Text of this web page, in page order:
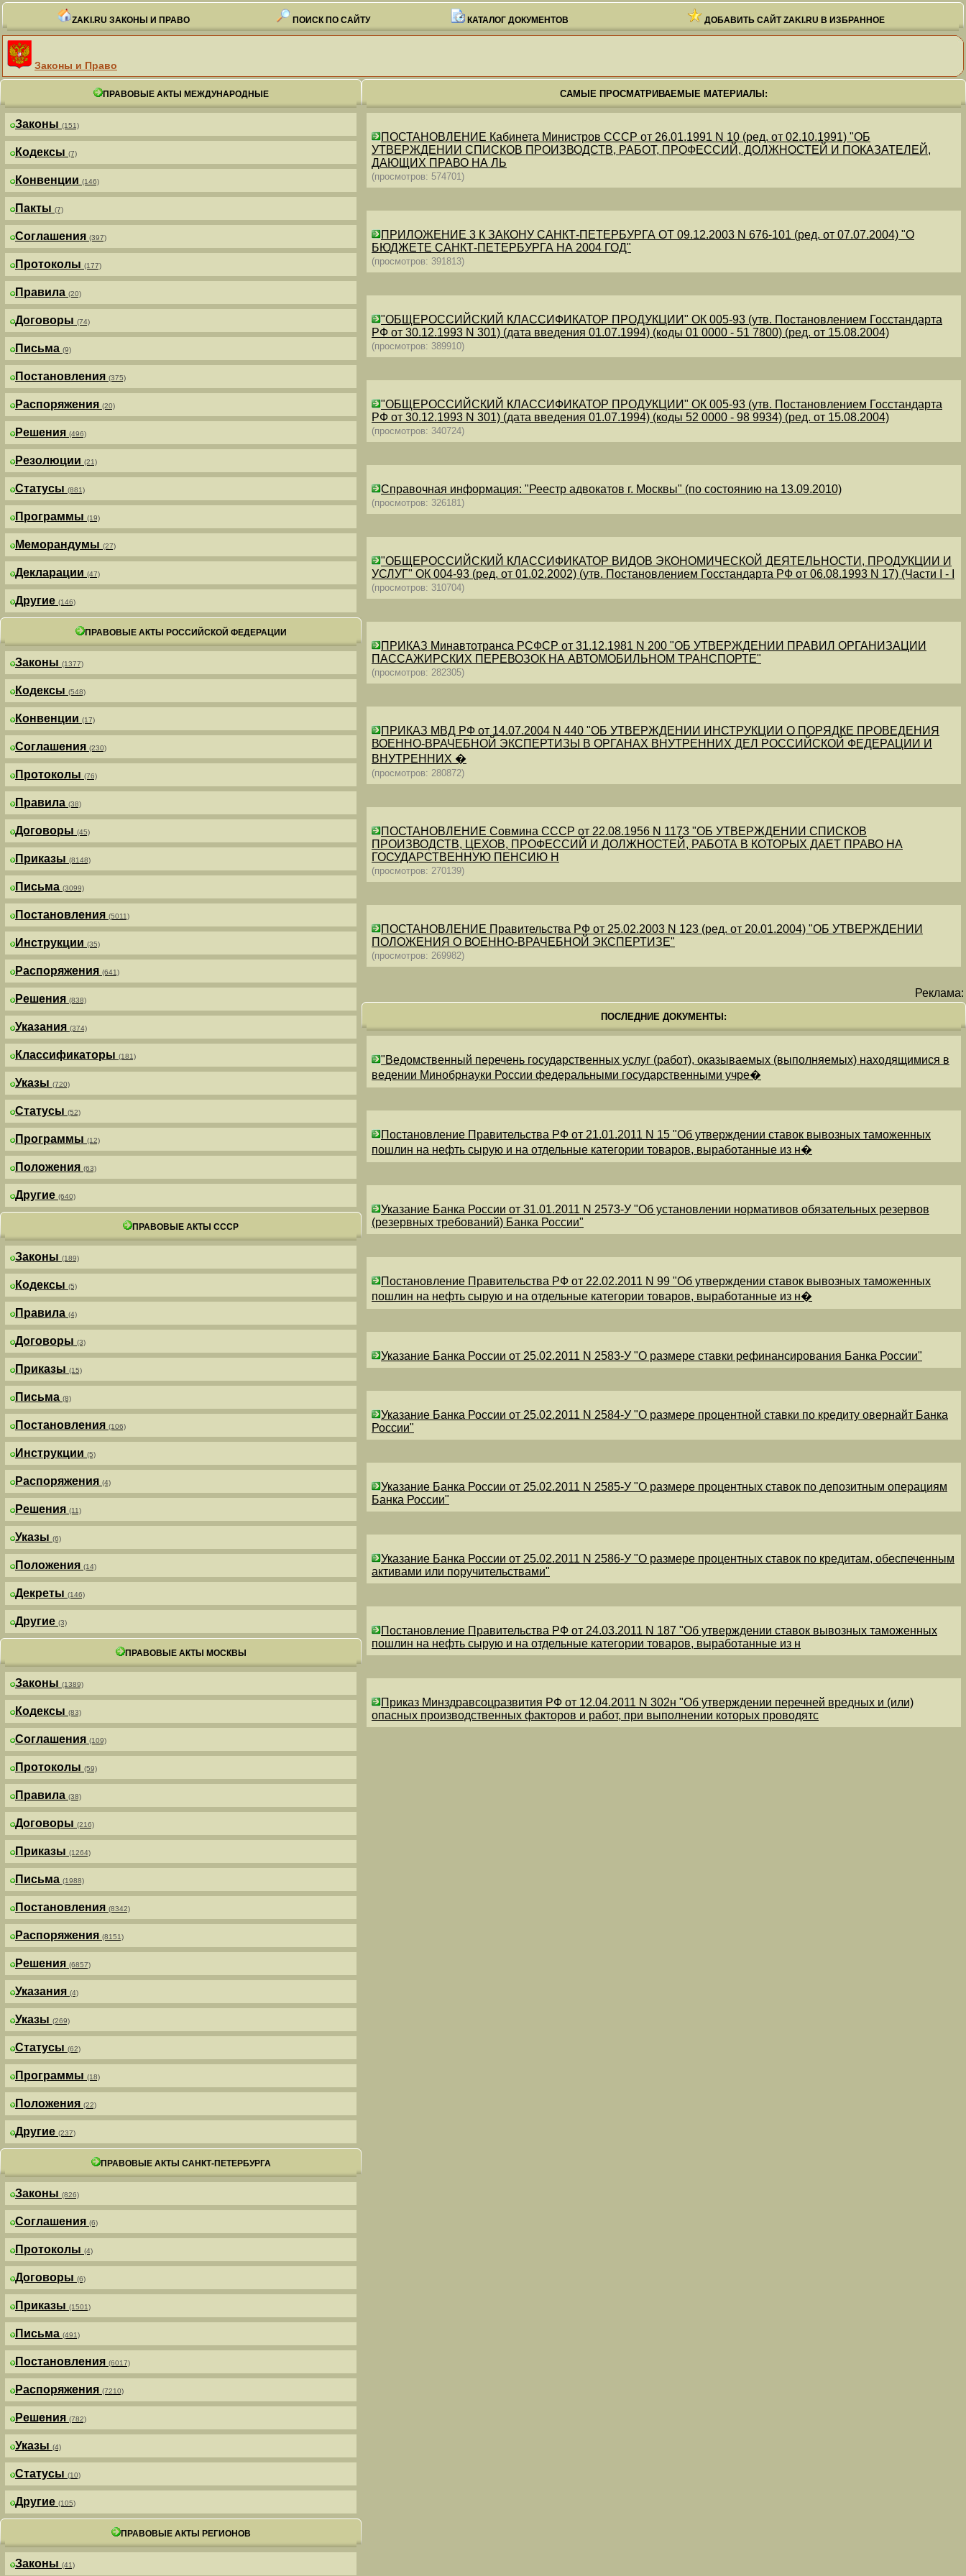
ZAKI.RU ЗАКОНЫ И ПРАВО ПОИСК ПО САЙТУ КАТАЛОГ ДОКУМЕНТОВ ДОБАВИТЬ САЙТ ZAKI.RU В ИЗБРАННОЕ
Законы и Право
ПРАВОВЫЕ АКТЫ МЕЖДУНАРОДНЫЕ
Законы (151)
Кодексы (7)
Конвенции (146)
Пакты (7)
Соглашения (397)
Протоколы (177)
Правила (20)
Договоры (74)
Письма (9)
Постановления (375)
Распоряжения (20)
Решения (496)
Резолюции (21)
Статусы (881)
Программы (19)
Меморандумы (27)
Декларации (47)
Другие (146)
ПРАВОВЫЕ АКТЫ РОССИЙСКОЙ ФЕДЕРАЦИИ
Законы (1377)
Кодексы (548)
Конвенции (17)
Соглашения (230)
Протоколы (76)
Правила (38)
Договоры (45)
Приказы (8148)
Письма (3099)
Постановления (5011)
Инструкции (35)
Распоряжения (641)
Решения (838)
Указания (374)
Классификаторы (181)
Указы (720)
Статусы (52)
Программы (12)
Положения (63)
Другие (640)
ПРАВОВЫЕ АКТЫ СССР
Законы (189)
Кодексы (5)
Правила (4)
Договоры (3)
Приказы (15)
Письма (8)
Постановления (106)
Инструкции (5)
Распоряжения (4)
Решения (11)
Указы (6)
Положения (14)
Декреты (146)
Другие (3)
ПРАВОВЫЕ АКТЫ МОСКВЫ
Законы (1389)
Кодексы (83)
Соглашения (109)
Протоколы (59)
Правила (38)
Договоры (216)
Приказы (1264)
Письма (1988)
Постановления (8342)
Распоряжения (8151)
Решения (6857)
Указания (4)
Указы (269)
Статусы (62)
Программы (18)
Положения (22)
Другие (237)
ПРАВОВЫЕ АКТЫ САНКТ-ПЕТЕРБУРГА
Законы (826)
Соглашения (6)
Протоколы (4)
Договоры (6)
Приказы (1501)
Письма (491)
Постановления (6017)
Распоряжения (7210)
Решения (782)
Указы (4)
Статусы (10)
Другие (105)
ПРАВОВЫЕ АКТЫ РЕГИОНОВ
Законы (41)
САМЫЕ ПРОСМАТРИВАЕМЫЕ МАТЕРИАЛЫ:
ПОСТАНОВЛЕНИЕ Кабинета Министров СССР от 26.01.1991 N 10 (ред. от 02.10.1991) "ОБ
УТВЕРЖДЕНИИ СПИСКОВ ПРОИЗВОДСТВ, РАБОТ, ПРОФЕССИЙ, ДОЛЖНОСТЕЙ И ПОКАЗАТЕЛЕЙ,
ДАЮЩИХ ПРАВО НА ЛЬ
(просмотров: 574701)
ПРИЛОЖЕНИЕ 3 К ЗАКОНУ САНКТ-ПЕТЕРБУРГА ОТ 09.12.2003 N 676-101 (ред. от 07.07.2004) "О
БЮДЖЕТЕ САНКТ-ПЕТЕРБУРГА НА 2004 ГОД"
(просмотров: 391813)
"ОБЩЕРОССИЙСКИЙ КЛАССИФИКАТОР ПРОДУКЦИИ" ОК 005-93 (утв. Постановлением Госстандарта
РФ от 30.12.1993 N 301) (дата введения 01.07.1994) (коды 01 0000 - 51 7800) (ред. от 15.08.2004)
(просмотров: 389910)
"ОБЩЕРОССИЙСКИЙ КЛАССИФИКАТОР ПРОДУКЦИИ" ОК 005-93 (утв. Постановлением Госстандарта
РФ от 30.12.1993 N 301) (дата введения 01.07.1994) (коды 52 0000 - 98 9934) (ред. от 15.08.2004)
(просмотров: 340724)
Справочная информация: "Реестр адвокатов г. Москвы" (по состоянию на 13.09.2010)
(просмотров: 326181)
"ОБЩЕРОССИЙСКИЙ КЛАССИФИКАТОР ВИДОВ ЭКОНОМИЧЕСКОЙ ДЕЯТЕЛЬНОСТИ, ПРОДУКЦИИ И
УСЛУГ" ОК 004-93 (ред. от 01.02.2002) (утв. Постановлением Госстандарта РФ от 06.08.1993 N 17) (Части I - I
(просмотров: 310704)
ПРИКАЗ Минавтотранса РСФСР от 31.12.1981 N 200 "ОБ УТВЕРЖДЕНИИ ПРАВИЛ ОРГАНИЗАЦИИ
ПАССАЖИРСКИХ ПЕРЕВОЗОК НА АВТОМОБИЛЬНОМ ТРАНСПОРТЕ"
(просмотров: 282305)
ПРИКАЗ МВД РФ от 14.07.2004 N 440 "ОБ УТВЕРЖДЕНИИ ИНСТРУКЦИИ О ПОРЯДКЕ ПРОВЕДЕНИЯ
ВОЕННО-ВРАЧЕБНОЙ ЭКСПЕРТИЗЫ В ОРГАНАХ ВНУТРЕННИХ ДЕЛ РОССИЙСКОЙ ФЕДЕРАЦИИ И
ВНУТРЕННИХ �
(просмотров: 280872)
ПОСТАНОВЛЕНИЕ Совмина СССР от 22.08.1956 N 1173 "ОБ УТВЕРЖДЕНИИ СПИСКОВ
ПРОИЗВОДСТВ, ЦЕХОВ, ПРОФЕССИЙ И ДОЛЖНОСТЕЙ, РАБОТА В КОТОРЫХ ДАЕТ ПРАВО НА
ГОСУДАРСТВЕННУЮ ПЕНСИЮ Н
(просмотров: 270139)
ПОСТАНОВЛЕНИЕ Правительства РФ от 25.02.2003 N 123 (ред. от 20.01.2004) "ОБ УТВЕРЖДЕНИИ
ПОЛОЖЕНИЯ О ВОЕННО-ВРАЧЕБНОЙ ЭКСПЕРТИЗЕ"
(просмотров: 269982)
Реклама:
ПОСЛЕДНИЕ ДОКУМЕНТЫ:
"Ведомственный перечень государственных услуг (работ), оказываемых (выполняемых) находящимися в
ведении Минобрнауки России федеральными государственными учре�
Постановление Правительства РФ от 21.01.2011 N 15 "Об утверждении ставок вывозных таможенных
пошлин на нефть сырую и на отдельные категории товаров, выработанные из н�
Указание Банка России от 31.01.2011 N 2573-У "Об установлении нормативов обязательных резервов
(резервных требований) Банка России"
Постановление Правительства РФ от 22.02.2011 N 99 "Об утверждении ставок вывозных таможенных
пошлин на нефть сырую и на отдельные категории товаров, выработанные из н�
Указание Банка России от 25.02.2011 N 2583-У "О размере ставки рефинансирования Банка России"
Указание Банка России от 25.02.2011 N 2584-У "О размере процентной ставки по кредиту овернайт Банка
России"
Указание Банка России от 25.02.2011 N 2585-У "О размере процентных ставок по депозитным операциям
Банка России"
Указание Банка России от 25.02.2011 N 2586-У "О размере процентных ставок по кредитам, обеспеченным
активами или поручительствами"
Постановление Правительства РФ от 24.03.2011 N 187 "Об утверждении ставок вывозных таможенных
пошлин на нефть сырую и на отдельные категории товаров, выработанные из н
Приказ Минздравсоцразвития РФ от 12.04.2011 N 302н "Об утверждении перечней вредных и (или)
опасных производственных факторов и работ, при выполнении которых проводятс